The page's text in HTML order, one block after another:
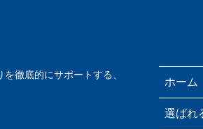
徹底的にサポートする、
ホーム
選ばれ